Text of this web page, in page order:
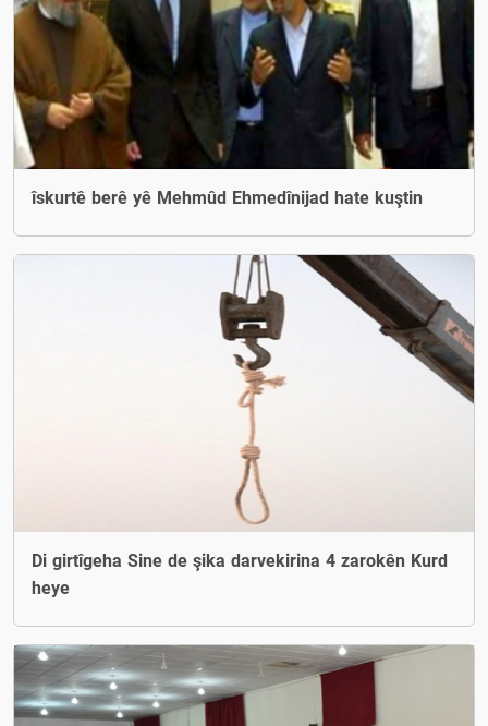
îskurtê berê yê Mehmûd Ehmedînijad hate kuştin
Di girtîgeha Sine de şika darvekirina 4 zarokên Kurd
heye